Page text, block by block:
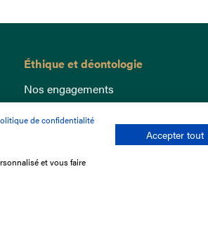
Éthique et déontologie
Nos engagements
Lutte anti-dopage
Bien être equin
Index Egalité Femmes-Hommes
Jeu responsable
de confidentialité
et vous faire
Accepter tout